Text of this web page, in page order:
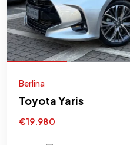
Berlina
Toyota Yaris
€19.980